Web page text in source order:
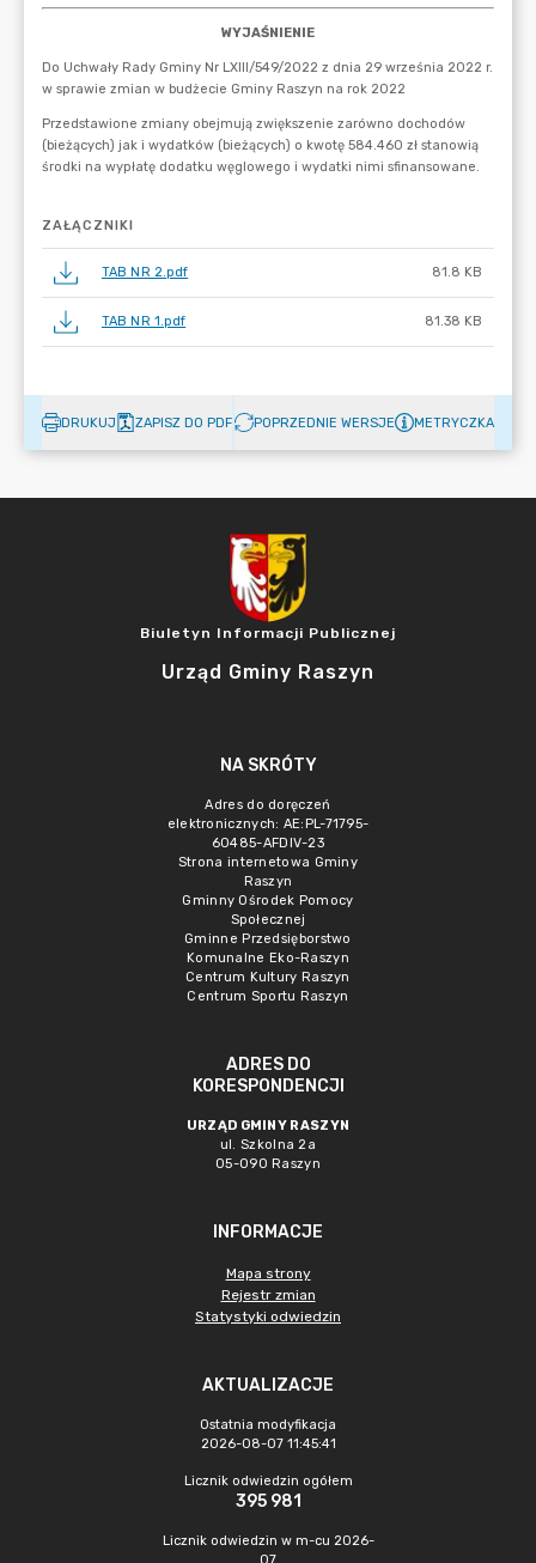
ZAŁĄCZNIKI
TAB NR 2.pdf 81.8 KB
TAB NR 1.pdf 81.38 KB
DRUKUJ ZAPISZ DO PDF POPRZEDNIE WERSJE METRYCZKA
Biuletyn Informacji Publicznej
Urząd Gminy Raszyn
NA SKRÓTY
Adres do doręczeń
elektronicznych: AE:PL-71795-
60485-AFDIV-23
Strona internetowa Gminy
Raszyn
Gminny Ośrodek Pomocy
Społecznej
Gminne Przedsięborstwo
Komunalne Eko-Raszyn
Centrum Kultury Raszyn
Centrum Sportu Raszyn
ADRES DO
KORESPONDENCJI
URZĄD GMINY RASZYN
ul. Szkolna 2a
05-090 Raszyn
INFORMACJE
Mapa strony
Rejestr zmian
Statystyki odwiedzin
AKTUALIZACJE
Ostatnia modyfikacja
2026-08-07 11:45:41
Licznik odwiedzin ogółem
395 981
Licznik odwiedzin w m-cu 2026-